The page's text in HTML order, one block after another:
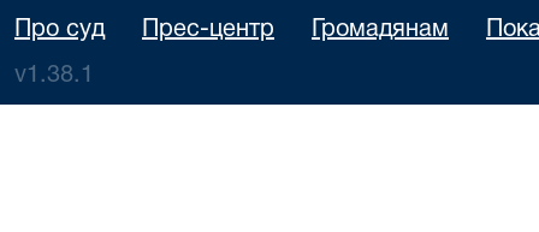
Про суд Прес-центр Громадянам
v1.38.1